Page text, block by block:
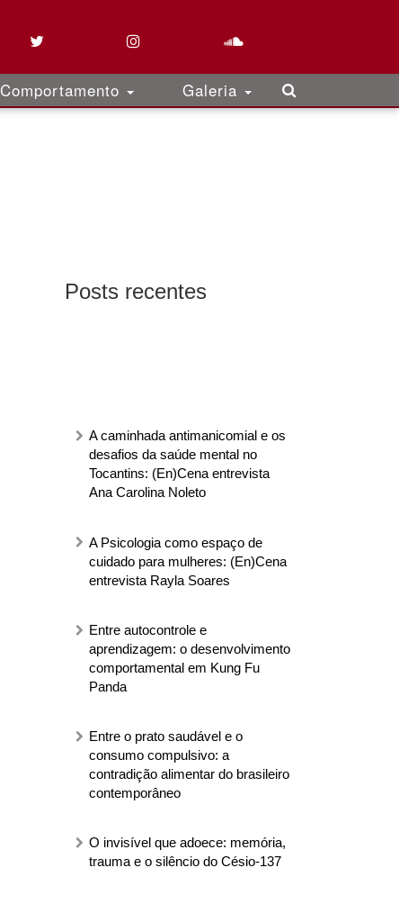
Comportamento Galeria
Posts recentes
A caminhada antimanicomial e os
desafios da saúde mental no
Tocantins: (En)Cena entrevista
Ana Carolina Noleto
A Psicologia como espaço de
cuidado para mulheres: (En)Cena
entrevista Rayla Soares
Entre autocontrole e
aprendizagem: o desenvolvimento
comportamental em Kung Fu
Panda
Entre o prato saudável e o
consumo compulsivo: a
contradição alimentar do brasileiro
contemporâneo
O invisível que adoece: memória,
trauma e o silêncio do Césio-137